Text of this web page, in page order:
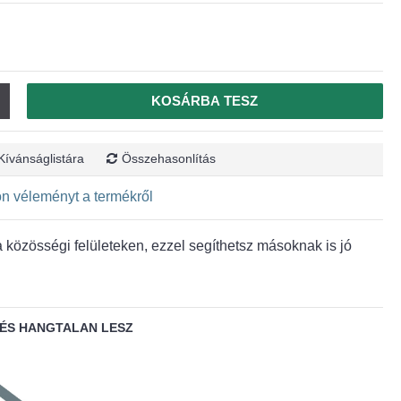
KOSÁRBA TESZ
Összehasonlítás
véleményt a termékről
közösségi felületeken, ezzel segíthetsz másoknak is jó
HANGTALAN LESZ